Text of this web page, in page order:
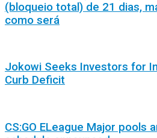
(bloqueio total) de 21 dias,
como será
Jokowi Seeks Investors for
Curb Deficit
CS:GO ELeague Major pools